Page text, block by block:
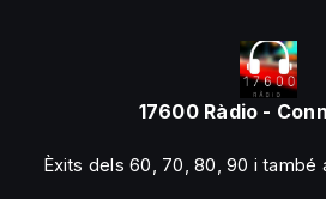
17600 Ràdio -
Èxits dels 60, 70, 80, 90 i també